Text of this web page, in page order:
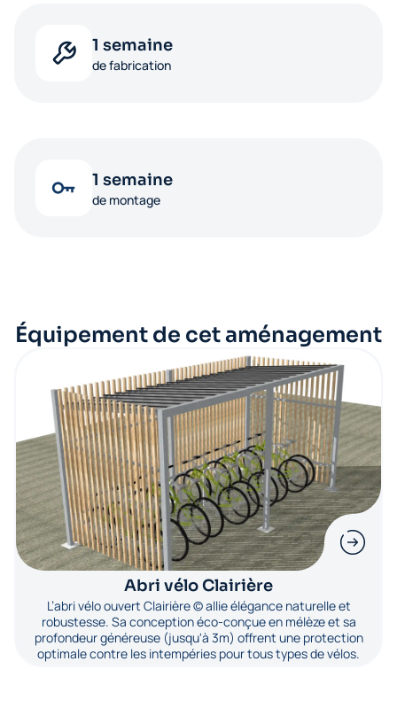
1 semaine
de fabrication
1 semaine
de montage
Équipement de cet aménagement
Abri vélo Clairière
L’abri vélo ouvert Clairière © allie élégance naturelle et
robustesse. Sa conception éco-conçue en mélèze et sa
profondeur généreuse (jusqu'à 3m) offrent une protection
optimale contre les intempéries pour tous types de vélos.